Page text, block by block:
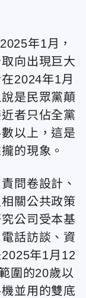
年1月，
向出現巨大
2024年1月
是民眾黨顛
者只佔全黨
以上，這是
的現象。
問卷設計、
關公共政策
公司受本基
話訪談、資
年1月12
圍的20歲以
並用的雙底